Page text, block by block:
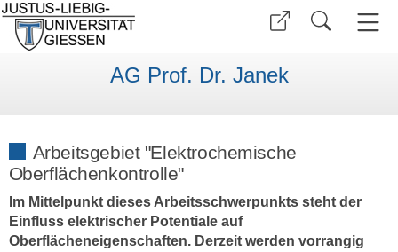
AG Prof. Dr. Janek
Arbeitsgebiet "Elektrochemische
Oberflächenkontrolle"
Im Mittelpunkt dieses Arbeitsschwerpunkts steht der
Einfluss elektrischer Potentiale auf
Oberflächeneigenschaften. Derzeit werden vorrangig